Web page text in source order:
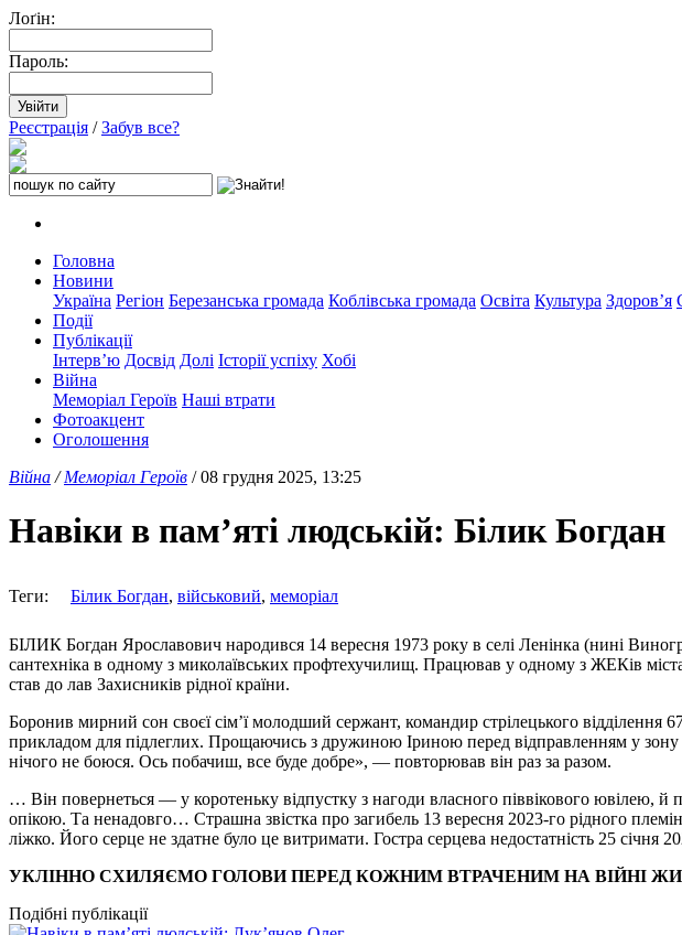
Лоґін:
Пароль:
Реєстрація /Забув все?
Головна
Новини
Україна Регіон Березанська громада Коблівська громада Освіта Культура Здоров’я
Події
Публікації
Інтерв’ю Досвід Долі Історії успіху Хобі
Війна
Меморіал Героїв Наші втрати
Фотоакцент
Оголошення
Війна /Меморіал Героїв / 08 грудня 2025, 13:25
Навіки в пам’яті людській: Білик Богдан
Теги: Білик Богдан, військовий, меморіал
БІЛИК Богдан Ярославович народився 14 вересня 1973 року в селі Ленінка (нині
сантехніка в одному з миколаївських профтехучилищ. Працював у одному з ЖЕКів
став до лав Захисників рідної країни.
Боронив мирний сон своєї сім’ї молодший сержант, командир стрілецького відділення
прикладом для підлеглих. Прощаючись з дружиною Іриною перед відправленням у
нічого не боюся. Ось побачиш, все буде добре», — повторював він раз за разом.
… Він повернеться — у коротеньку відпустку з нагоди власного піввікового ювілею,
опікою. Та ненадовго… Страшна звістка про загибель 13 вересня 2023-го рідного
ліжко. Його серце не здатне було це витримати. Гостра серцева недостатність 25
УКЛІННО СХИЛЯЄМО ГОЛОВИ ПЕРЕД КОЖНИМ ВТРАЧЕНИМ НА ВІЙНІ
Подібні публікації